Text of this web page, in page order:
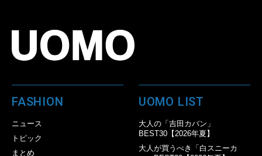
FASHION
ニュース
トピック
まとめ
UOMO LIST
大人の「吉田カバン」
BEST30【2026年夏】
大人が買うべき「白スニーカ